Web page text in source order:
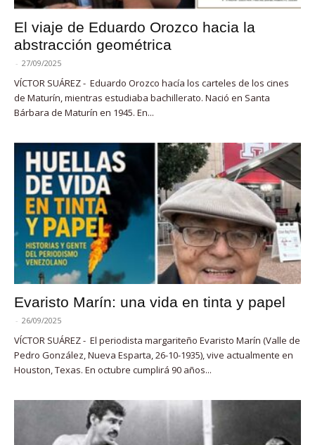
El viaje de Eduardo Orozco hacia la
abstracción geométrica
- 27/09/2025
VÍCTOR SUÁREZ - Eduardo Orozco hacía los carteles de los cines
de Maturín, mientras estudiaba bachillerato. Nació en Santa
Bárbara de Maturín en 1945. En...
Evaristo Marín: una vida en tinta y papel
- 26/09/2025
VÍCTOR SUÁREZ - El periodista margariteño Evaristo Marín (Valle de
Pedro González, Nueva Esparta, 26-10-1935), vive actualmente en
Houston, Texas. En octubre cumplirá 90 años...